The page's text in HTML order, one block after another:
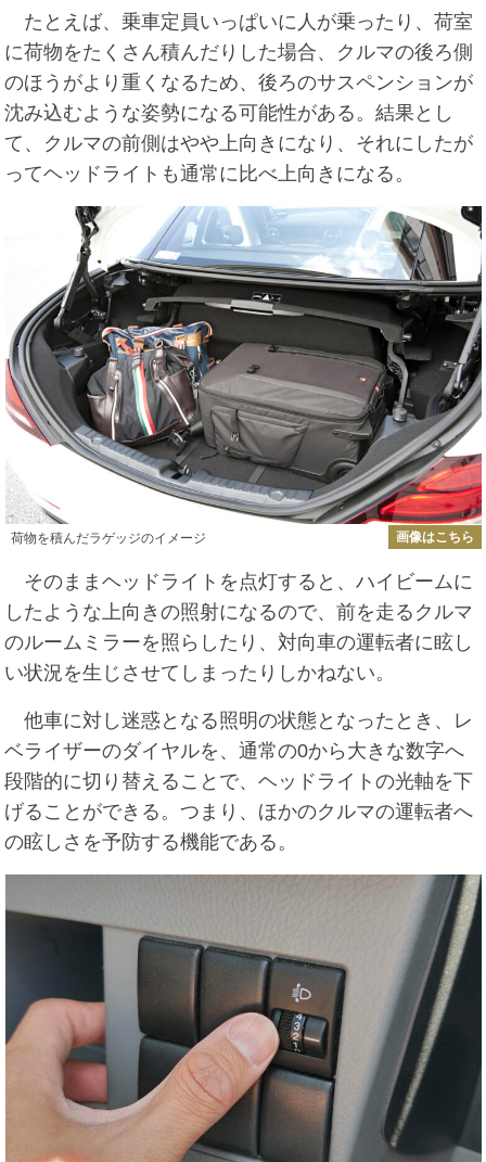
たとえば、乗車定員いっぱいに人が乗ったり、荷室
に荷物をたくさん積んだりした場合、クルマの後ろ側
のほうがより重くなるため、後ろのサスペンションが
沈み込むような姿勢になる可能性がある。結果とし
て、クルマの前側はやや上向きになり、それにしたが
ってヘッドライトも通常に比べ上向きになる。
荷物を積んだラゲッジのイメージ 画像はこちら
そのままヘッドライトを点灯すると、ハイビームに
したような上向きの照射になるので、前を走るクルマ
のルームミラーを照らしたり、対向車の運転者に眩し
い状況を生じさせてしまったりしかねない。
他車に対し迷惑となる照明の状態となったとき、レ
ベライザーのダイヤルを、通常の0から大きな数字へ
段階的に切り替えることで、ヘッドライトの光軸を下
げることができる。つまり、ほかのクルマの運転者へ
の眩しさを予防する機能である。